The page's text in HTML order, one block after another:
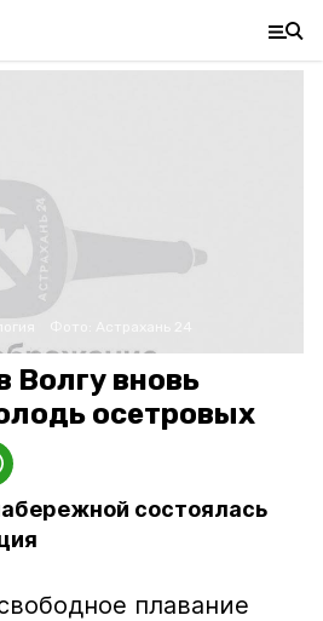
Волгу вновь
осетровых
состоялась
плавание